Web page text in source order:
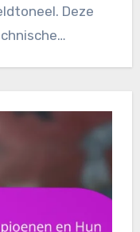
Deze